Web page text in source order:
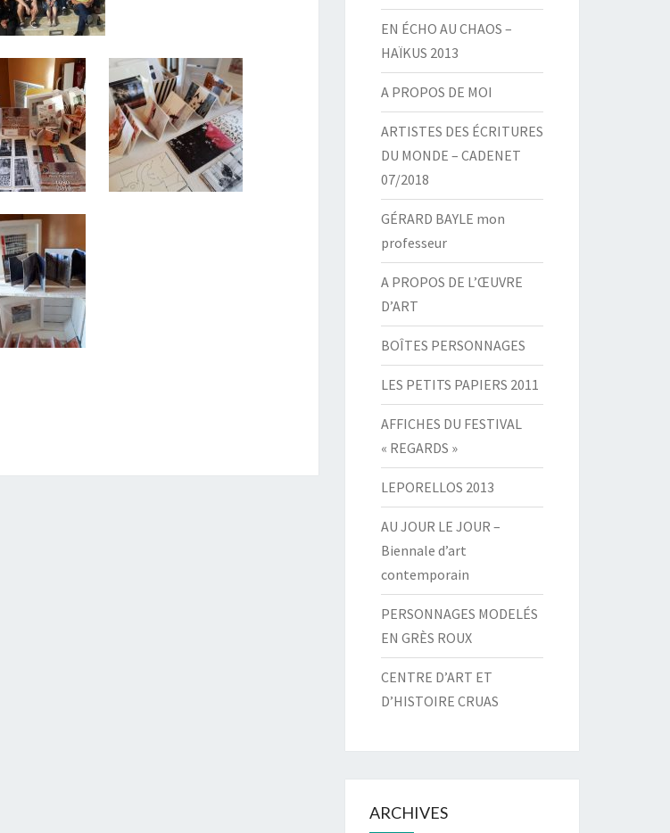
EN ÉCHO AU CHAOS –
HAÏKUS 2013
A PROPOS DE MOI
ARTISTES DES ÉCRITURES
DU MONDE – CADENET
07/2018
GÉRARD BAYLE mon
professeur
A PROPOS DE L’ŒUVRE
D’ART
BOÎTES PERSONNAGES
LES PETITS PAPIERS 2011
AFFICHES DU FESTIVAL
« REGARDS »
LEPORELLOS 2013
AU JOUR LE JOUR –
Biennale d’art
contemporain
PERSONNAGES MODELÉS
EN GRÈS ROUX
CENTRE D’ART ET
D’HISTOIRE CRUAS
ARCHIVES